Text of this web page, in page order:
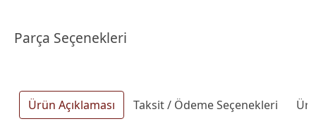
Parça Seçenekleri
Ürün Açıklaması Taksit / Ödeme Seçenekleri